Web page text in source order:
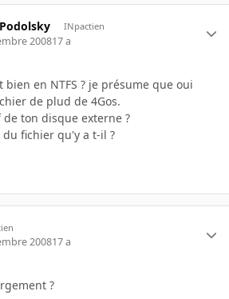
INpactien
200817 a
en NTFS ? je présume que oui
de plud de 4Gos.
ton disque externe ?
fichier qu'y a t-il ?
200817 a
?